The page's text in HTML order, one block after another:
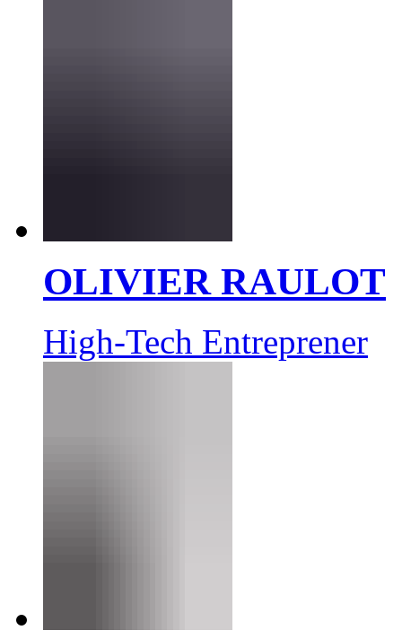
OLIVIER RAULOT
High-Tech Entreprener